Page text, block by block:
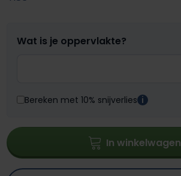
Wat is je oppervlakte?
Bereken met 10% snijverlies i
In winkelwagen